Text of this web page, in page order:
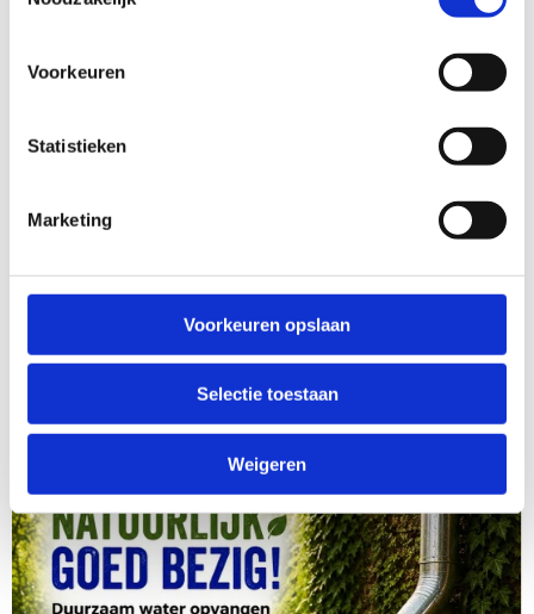
Voorkeuren
Statistieken
Marketing
Voorkeuren opslaan
Selectie toestaan
Weigeren